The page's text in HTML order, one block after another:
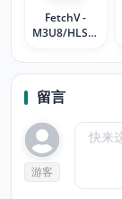
FetchV -
M3U8/HLS视
留言
游客